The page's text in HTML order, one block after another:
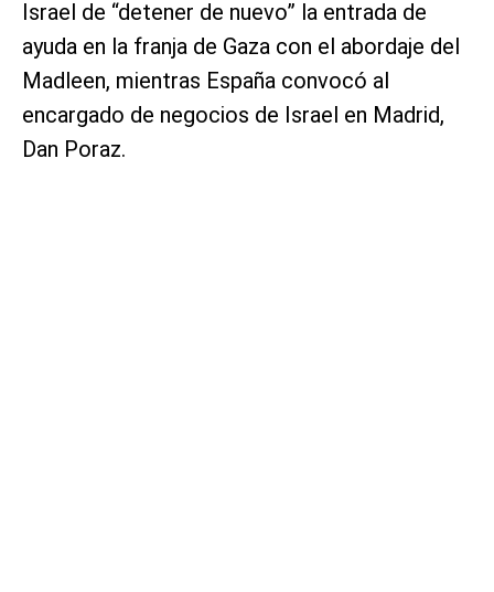
Israel de “detener de nuevo” la entrada de
ayuda en la franja de Gaza con el abordaje del
Madleen, mientras España convocó al
encargado de negocios de Israel en Madrid,
Dan Poraz.